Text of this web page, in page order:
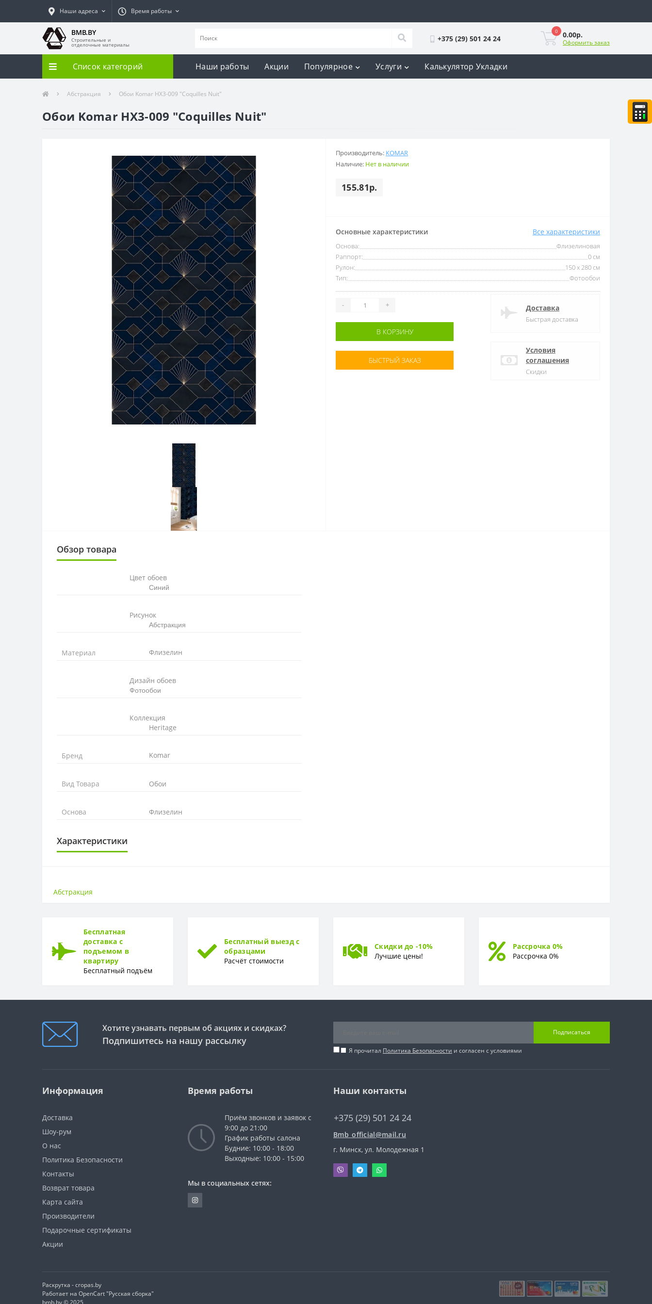
Наши адреса Время работы
BMB.BY
Строительные и
отделочные материалы
+375 (29) 501 24 24
0 0.00р.
Оформить заказ
Список категорий Наши работы Акции Популярное Услуги Калькулятор Укладки
Абстракция Обои Komar HX3-009 "Coquilles Nuit"
Обои Komar HX3-009 "Coquilles Nuit"
Производитель: KOMAR
Наличие: Нет в наличии
155.81р.
Основные характеристики Все характеристики
Основа:
Флизелиновая
Раппорт:
0 см
Рулон:
150 x 280 см
Тип:
Фотообои
- +
В КОРЗИНУ
БЫСТРЫЙ ЗАКАЗ
Доставка
Быстрая доставка
Условия
соглашения
Скидки
Обзор товара
Цвет обоев
Синий
Рисунок
Абстракция
Материал Флизелин
Дизайн обоев
Фотообои
Коллекция
Heritage
Бренд Komar
Вид Товара Обои
Основа Флизелин
Характеристики
Рулон 150 x 280 см
Абстракция
Бесплатная
доставка с
подъемом в
квартиру
Бесплатный подъём
Бесплатный выезд с
образцами
Расчёт стоимости
Скидки до -10%
Лучшие цены!
Рассрочка 0%
Рассрочка 0%
Хотите узнавать первым об акциях и скидках?
Подпишитесь на нашу рассылку
Подписаться
Я прочитал Политика Безопасности и согласен с условиями
Информация
Доставка
Шоу-рум
О нас
Политика Безопасности
Контакты
Возврат товара
Карта сайта
Производители
Подарочные сертификаты
Акции
Время работы
Приём звонков и заявок с
9:00 до 21:00
График работы салона
Будние: 10:00 - 18:00
Выходные: 10:00 - 15:00
Мы в социальных сетях:
Наши контакты
+375 (29) 501 24 24
Bmb_official@mail.ru
г. Минск, ул. Молодежная 1
Раскрутка -cropas.by
Работает на OpenCart "Русская сборка"
bmb.by © 2025